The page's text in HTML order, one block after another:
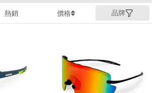
熱銷 價格 品牌